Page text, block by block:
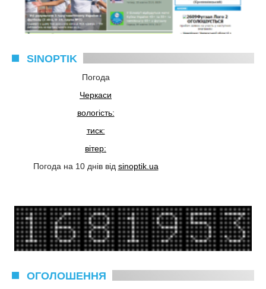
SINOPTIK
Погода
Черкаси
вологість:
тиск:
вітер:
Погода на 10 днів від sinoptik.ua
ОГОЛОШЕННЯ